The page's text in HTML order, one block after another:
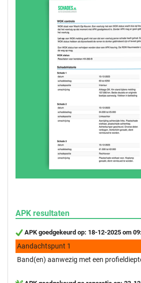
APK resultaten
APK goedgekeurd op: 18-12-2025 om
Aandachtspunt 1
Band(en) aanwezig met een